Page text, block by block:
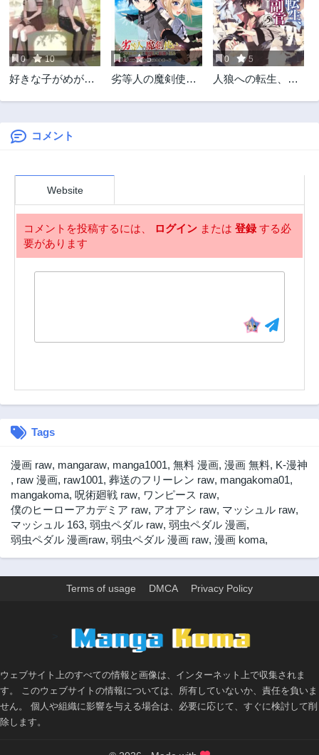
5ヶ月前 5ヶ月前
第855話
5ヶ月前
第854話
5ヶ月前
第853話
6ヶ月前
第852話
6ヶ月前
第851話 第850話
第849話
第847話
7ヶ月前
第845話
8ヶ月前
第844.5話
8ヶ月前
第844話
9ヶ月前 10ヶ月前
第834話
第832話
11ヶ月前
第831話
1年前
第830話
1年前
第829.5話
1年前
第829話 第828話
第826話
1年前
1年前 1年前
第821話
1年前
第820話
1年前
0 10
好きな子がめがね
1 5
劣等人の魔剣使
至る
0 5
人狼への転生、魔
コメント
Website
コメントを投稿するには、 ログイン または 登録する必
要があります
Tags
漫画 raw, mangaraw, manga1001, 無料 漫画, 漫画 無料, K-漫神
, raw 漫画, raw1001, 葬送のフリーレン raw, mangakoma01,
mangakoma, 呪術廻戦 raw, ワンピース raw,
僕のヒーローアカデミア raw, アオアシ raw, マッシュル raw,
マッシュル 163, 弱虫ペダル raw, 弱虫ペダル 漫画,
弱虫ペダル 漫画raw, 弱虫ペダル 漫画 raw, 漫画 koma,
Terms of usage DMCA Privacy Policy
ウェブサイト上のすべての情報と画像は、インターネット上で収集されま
す。 このウェブサイトの情報については、所有していないか、責任を負いま
せん。 個人や組織に影響を与える場合は、必要に応じて、すぐに検討して削
除します。